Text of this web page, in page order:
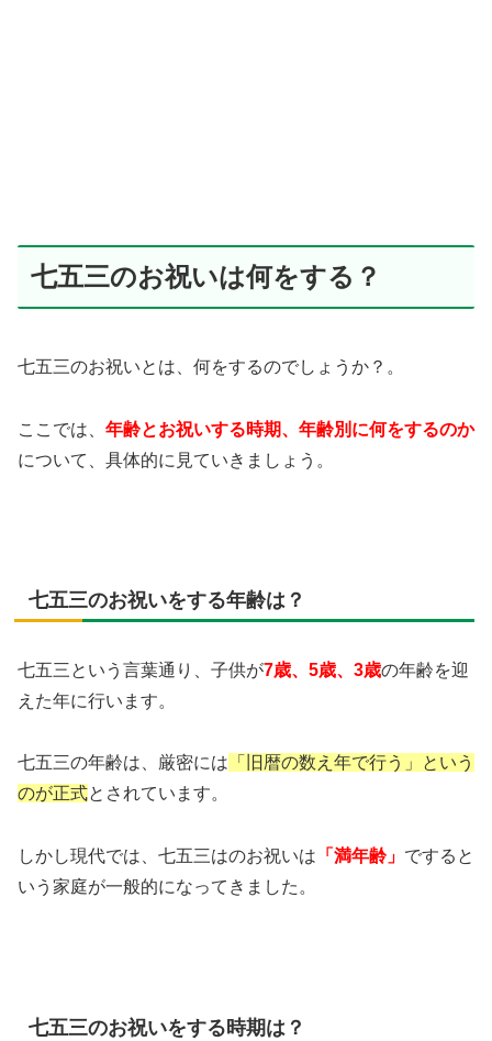
七五三のお祝いは何をする？
七五三のお祝いとは、何をするのでしょうか？。
ここでは、 年齢とお祝いする時期、年齢別に何をするのか
について、具体的に見ていきましょう。
七五三のお祝いをする年齢は？
七五三という言葉通り、子供が7歳、5歳、3歳の年齢を迎
えた年に行います。
七五三の年齢は、厳密には 「旧暦の数え年で行う」という
のが正式とされています。
しかし現代では、七五三はのお祝いは 「満年齢」 ですると
いう家庭が一般的になってきました。
七五三のお祝いをする時期は？